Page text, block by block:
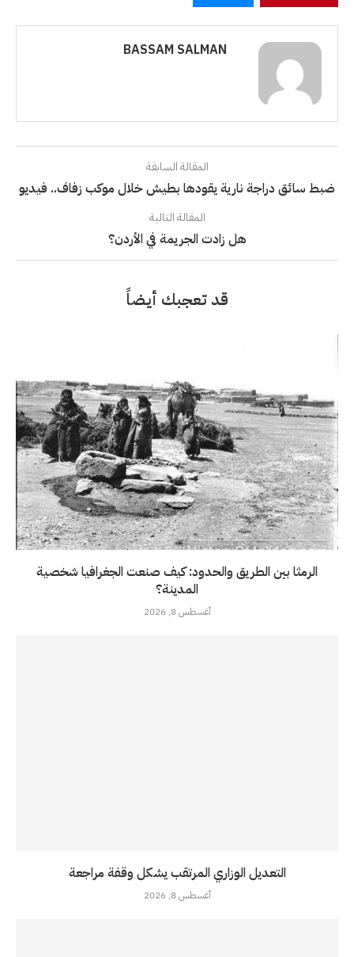
BASSAM SALMAN
المقالة السابقة
ضبط سائق دراجة نارية يقودها بطيش خلال موكب زفاف.. فيديو
المقالة التالية
هل زادت الجريمة في الأردن؟
قد تعجبك أيضاً
الرمثا بين الطريق والحدود: كيف صنعت الجغرافيا شخصية
المدينة؟
أغسطس 8, 2026
التعديل الوزاري المرتقب يشكل وقفة مراجعة
أغسطس 8, 2026